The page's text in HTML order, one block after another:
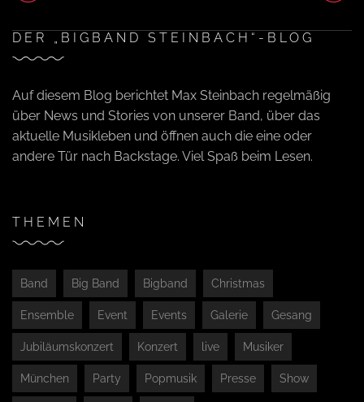
DER „BIGBAND STEINBACH“-BLOG
Auf diesem Blog berichtet Max Steinbach regelmäßig
über News und Stories von unserer Band, über das
aktuelle Musikleben und öffnen auch die eine oder
andere Tür nach Backstage. Viel Spaß beim Lesen.
THEMEN
Band Big Band Bigband Christmas
Ensemble Event Events Galerie Gesang
Jubiläumskonzert Konzert live Musiker
München Party Popmusik Presse Show